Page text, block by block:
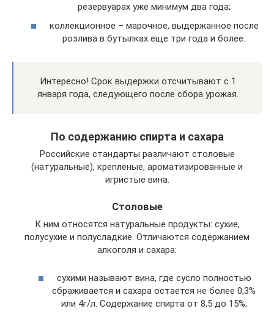
резервуарах уже минимум два года;
коллекционное – марочное, выдержанное после
розлива в бутылках еще три года и более.
Интересно! Срок выдержки отсчитывают с 1
января года, следующего после сбора урожая.
По содержанию спирта и сахара
Российские стандарты различают столовые
(натуральные), крепленые, ароматизированные и
игристые вина.
Столовые
К ним относятся натуральные продукты: сухие,
полусухие и полусладкие. Отличаются содержанием
алкоголя и сахара:
сухими называют вина, где сусло полностью
сбраживается и сахара остается не более 0,3%
или 4г/л. Содержание спирта от 8,5 до 15%;